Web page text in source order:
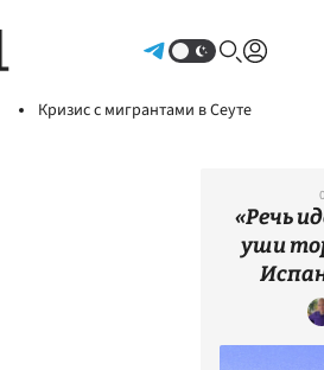
Кризис с мигрантами в Сеуте
«Речь
уши